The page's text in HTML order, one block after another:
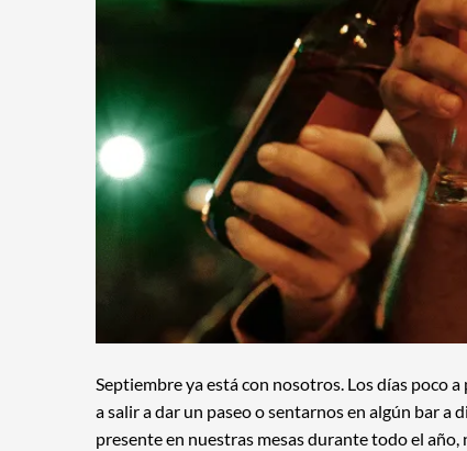
Septiembre ya está con nosotros. Los días poco
a salir a dar un paseo o sentarnos en algún bar a
presente en nuestras mesas durante todo el